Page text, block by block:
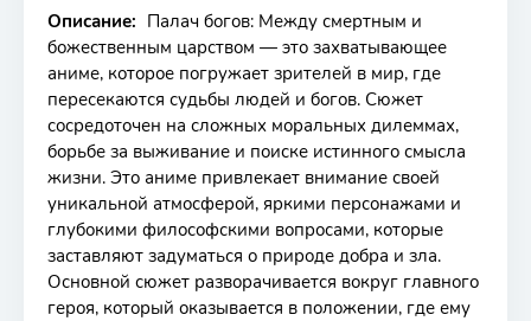
Описание: Палач богов: Между смертным и
божественным царством — это захватывающее
аниме, которое погружает зрителей в мир, где
пересекаются судьбы людей и богов. Сюжет
сосредоточен на сложных моральных дилеммах,
борьбе за выживание и поиске истинного смысла
жизни. Это аниме привлекает внимание своей
уникальной атмосферой, яркими персонажами и
глубокими философскими вопросами, которые
заставляют задуматься о природе добра и зла.
Основной сюжет разворачивается вокруг главного
героя, который оказывается в положении, где ему